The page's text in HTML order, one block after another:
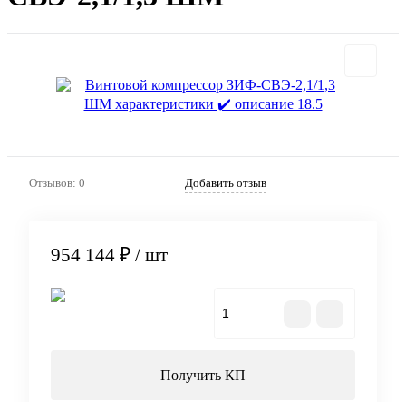
Отзывов: 0 Добавить отзыв
954 144 ₽ / шт
Получить КП